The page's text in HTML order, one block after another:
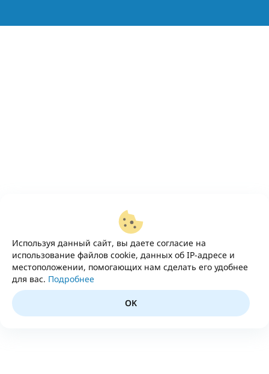
Используя данный сайт, вы даете согласие на
использование файлов cookie, данных об IP-адресе и
местоположении, помогающих нам сделать его удобнее
для вас. Подробнее
OK